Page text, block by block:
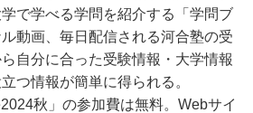
で学べる学問を紹介する「学問ブ
動画、毎日配信される河合塾の受
自分に合った受験情報・大学情報
つ情報が簡単に得られる。
秋」の参加費は無料。Webサイ